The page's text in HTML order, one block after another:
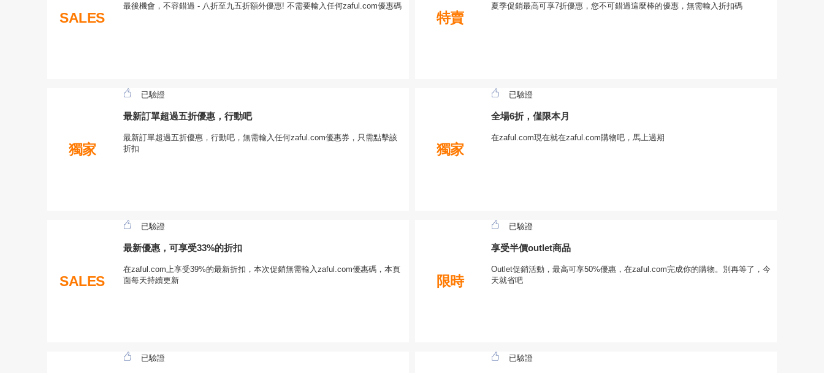
SALES
最後機會，不容錯過 - 八折至九五折額外優惠! 不需要輸入任何zaful.com優惠碼
特賣
夏季促銷最高可享7折優惠，您不可錯過這麼棒的優惠，無需輸入折扣碼
獨家
已驗證
最新訂單超過五折優惠，行動吧
最新訂單超過五折優惠，行動吧，無需輸入任何zaful.com優惠券，只需點擊該
折扣
獨家
已驗證
全場6折，僅限本月
在zaful.com現在就在zaful.com購物吧，馬上過期
SALES
已驗證
最新優惠，可享受33%的折扣
在zaful.com上享受39%的最新折扣，本次促銷無需輸入zaful.com優惠碼，本頁
面每天持續更新
限時
已驗證
享受半價outlet商品
Outlet促銷活動，最高可享50%優惠，在zaful.com完成你的購物。別再等了，今
天就省吧
已驗證 已驗證